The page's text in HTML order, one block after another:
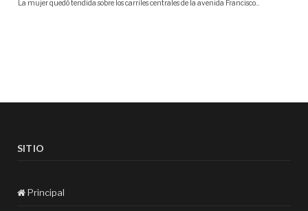
SITIO
Principal